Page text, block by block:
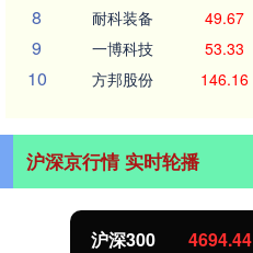
8 耐科装备 49.67
9 一博科技 53.33
10 方邦股份 146.16
沪深京行情 实时轮播
沪深300 4694.44